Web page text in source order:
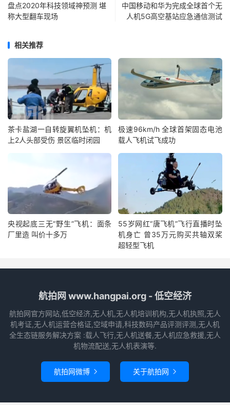
盘点2020年科技领域神预测 堪
称大型翻车现场
中国移动和华为完成全球首个无
人机5G高空基站应急通信测试
相关推荐
茶卡盐湖一自转旋翼机坠机：机
上2人头部受伤 景区临时闭园
极速96km/h 全球首架固态电池
载人飞机试飞成功
央视起底三无“野生”飞机：面条
厂里造 叫价十多万
55岁网红“唐飞机”飞行直播时坠
机身亡 曾35万元购买共轴双桨
超轻型飞机
航拍网 www.hangpai.org - 低空经济
航拍网官方网站,低空经济,无人机,无人机培训机构,无人机执照,无人
机考证,无人机运营合格证,空域申请,科技数码产品评测评测,无人机
全生态链服务解决方案 :载人飞行,无人机送餐,无人机应急救援,无人
机物流配送,无人机表演等.
航拍网微博  关于航拍网 